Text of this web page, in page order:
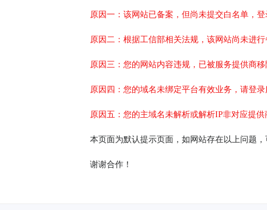
原因一：该网站已备案，但尚未提交白名单，
原因二：根据工信部相关法规，该网站尚未进
原因三：您的网站内容违规，已被服务提供商
原因四：您的域名未绑定平台有效业务，请登
原因五：您的主域名未解析或解析IP非对应提
本页面为默认提示页面，如网站存在以上问题
谢谢合作！